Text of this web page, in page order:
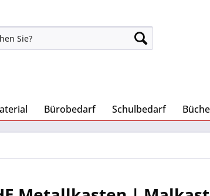
Bürobedarf Schulbedarf